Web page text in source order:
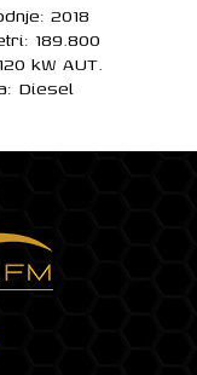
2018
189.800
kW AUT.
Diesel